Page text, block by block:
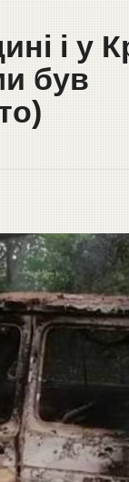
і у
був